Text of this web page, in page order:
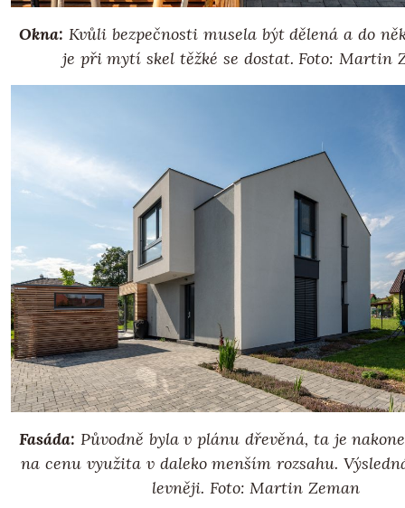
Okna: Kvůli bezpečnosti musela být dělená a do
je při mytí skel těžké se dostat. Foto: Martin
Fasáda: Původně byla v plánu dřevěná, ta je
na cenu využita v daleko menším rozsahu.
levněji. Foto: Martin Zeman